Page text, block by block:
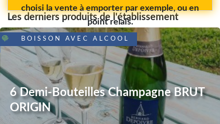
choisi la vente à emporter par exemple, ou en
point relais.
Les derniers produits de l'établissement
BOISSON AVEC ALCOOL
6 Demi-Bouteilles Champagne BRUT
ORIGIN